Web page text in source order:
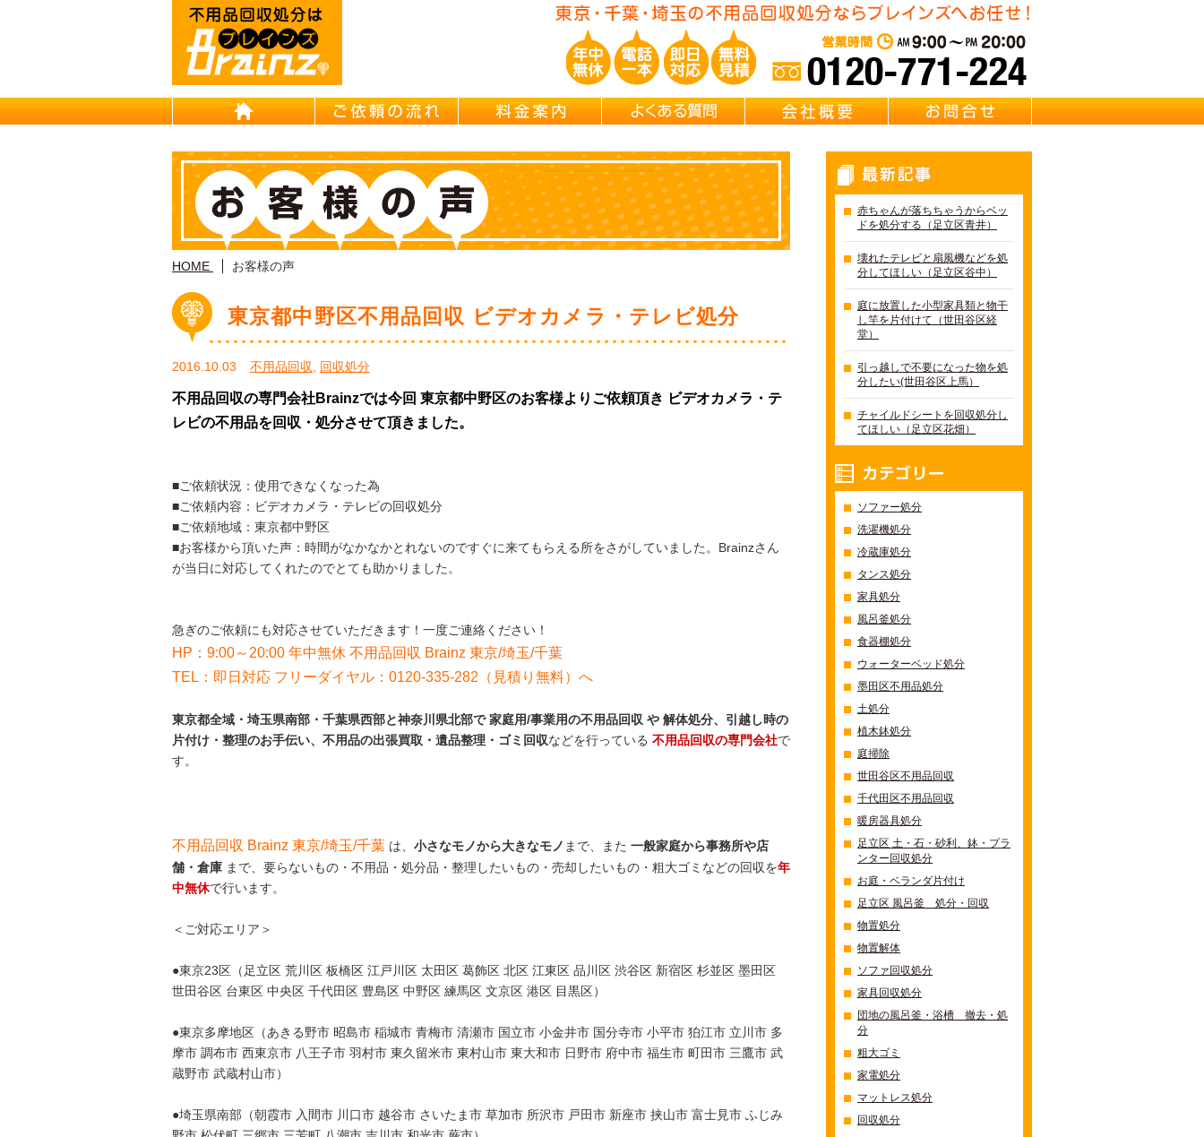
HOME ご依頼の流れ 料金案内 よくある質問 会社概要
HOME お客様の声
東京都中野区不用品回収 ビデオカメラ・テレビ処分
2016.10.03 不用品回収 回収処分
不用品回収の専門会社Brainzでは今回 東京都中野区のお客様よりご依頼頂き ビデオカメラ・テ
レビの不用品を回収・処分させて頂きました。
■ご依頼状況：使用できなくなった為
■ご依頼内容：ビデオカメラ・テレビの回収処分
■ご依頼地域：東京都中野区
■お客様から頂いた声：時間がなかなかとれないのですぐに来てもらえる所をさがしていました。Brainzさん
が当日に対応してくれたのでとても助かりました。
急ぎのご依頼にも対応させていただきます！一度ご連絡ください！
HP：9:00～20:00 年中無休 不用品回収 Brainz 東京/埼玉/千葉
TEL：即日対応 フリーダイヤル：0120-335-282（見積り無料）へ
東京都全域・埼玉県南部・千葉県西部と神奈川県北部で 家庭用/事業用の不用品回収 や 解体処分、引越し時の
片付け・整理のお手伝い、不用品の出張買取・遺品整理・ゴミ回収などを行っている 不用品回収の専門会社で
す。
不用品回収 Brainz 東京/埼玉/千葉 は、 小さなモノから大きなモノ まで、また 一般家庭から事務所や店
舗・倉庫 まで、要らないもの・不用品・処分品・整理したいもの・売却したいもの・粗大ゴミなどの回収を年
中無休で行います。
＜ご対応エリア＞
●東京23区（足立区 荒川区 板橋区 江戸川区 太田区 葛飾区 北区 江東区 品川区 渋谷区 新宿区 杉並区 墨田区
世田谷区 台東区 中央区 千代田区 豊島区 中野区 練馬区 文京区 港区 目黒区）
●東京多摩地区（あきる野市 昭島市 稲城市 青梅市 清瀬市 国立市 小金井市 国分寺市 小平市 狛江市 立川市 多
摩市 調布市 西東京市 八王子市 羽村市 東久留米市 東村山市 東大和市 日野市 府中市 福生市 町田市 三鷹市 武
蔵野市 武蔵村山市）
●埼玉県南部（朝霞市 入間市 川口市 越谷市 さいたま市 草加市 所沢市 戸田市 新座市 挟山市 富士見市 ふじみ
赤ちゃんが落ちちゃうからベッ
ドを処分する（足立区青井）
壊れたテレビと扇風機などを処
分してほしい（足立区谷中）
庭に放置した小型家具類と物干
し竿を片付けて（世田谷区経
堂）
引っ越しで不要になった物を処
分したい(世田谷区上馬）
チャイルドシートを回収処分し
てほしい（足立区花畑）
ソファー処分
洗濯機処分
冷蔵庫処分
タンス処分
家具処分
風呂釜処分
食器棚処分
ウォーターベッド処分
墨田区不用品処分
土処分
植木鉢処分
庭掃除
世田谷区不用品回収
千代田区不用品回収
暖房器具処分
足立区 土・石・砂利、鉢・プラ
ンター回収処分
お庭・ベランダ片付け
足立区 風呂釜 処分・回収
物置処分
物置解体
ソファ回収処分
家具回収処分
団地の風呂釜・浴槽 撤去・処
分
粗大ゴミ
家電処分
マットレス処分
回収処分